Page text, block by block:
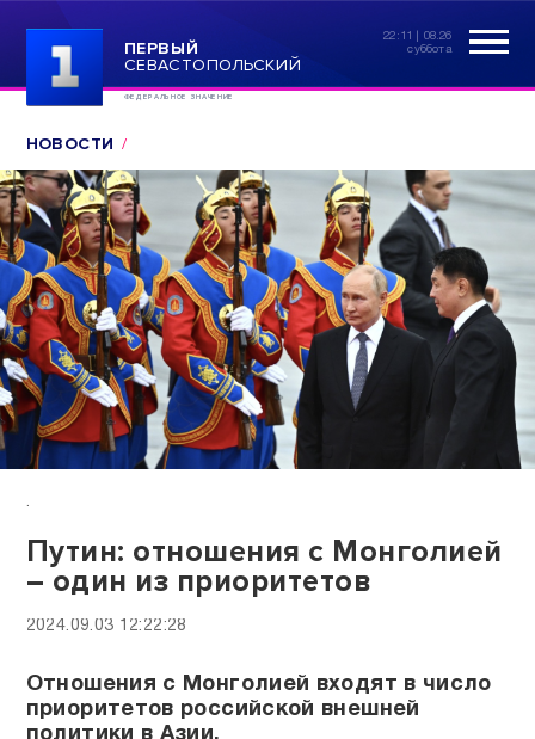
ПЕРВЫЙ
СЕВАСТОПОЛЬСКИЙ
ФЕДЕРАЛЬНОЕ ЗНАЧЕНИЕ
22:11 | 08.26
суббота
НОВОСТИ
.
Путин: отношения с Монголией
– один из приоритетов
2024.09.03 12:22:28
Отношения с Монголией входят в число
приоритетов российской внешней
политики в Азии.